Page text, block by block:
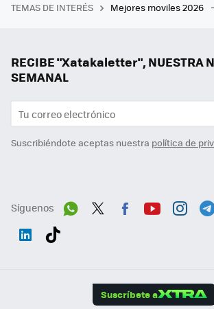
TEMAS DE INTERÉS Mejores moviles 2026
RECIBE "Xatakaletter", NUESTRA
SEMANAL
Suscribiéndote aceptas nuestra política de
Síguenos
Suscríbete a